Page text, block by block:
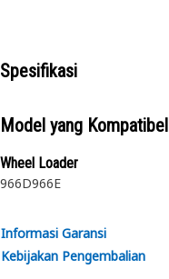
Spesifikasi
Model yang Kompatibel
Wheel Loader
966D966E
Informasi Garansi
Kebijakan Pengembalian